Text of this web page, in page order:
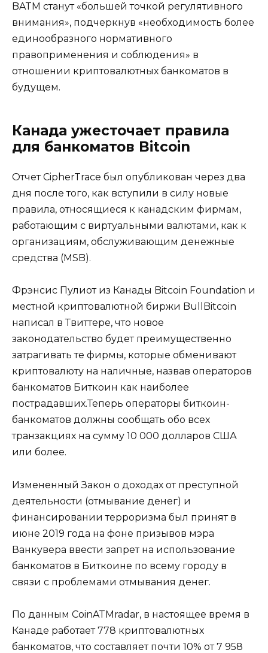
BATM станут «большей точкой регулятивного
внимания», подчеркнув «необходимость более
единообразного нормативного
правоприменения и соблюдения» в
отношении криптовалютных банкоматов в
будущем.
Канада ужесточает правила
для банкоматов Bitcoin
Отчет CipherTrace был опубликован через два
дня после того, как вступили в силу новые
правила, относящиеся к канадским фирмам,
работающим с виртуальными валютами, как к
организациям, обслуживающим денежные
средства (MSB).
Фрэнсис Пулиот из Канады Bitcoin Foundation и
местной криптовалютной биржи BullBitcoin
написал в Твиттере, что новое
законодательство будет преимущественно
затрагивать те фирмы, которые обменивают
криптовалюту на наличные, назвав операторов
банкоматов Биткоин как наиболее
пострадавших.Теперь операторы биткоин-
банкоматов должны сообщать обо всех
транзакциях на сумму 10 000 долларов США
или более.
Измененный Закон о доходах от преступной
деятельности (отмывание денег) и
финансировании терроризма был принят в
июне 2019 года на фоне призывов мэра
Ванкувера ввести запрет на использование
банкоматов в Биткоине по всему городу в
связи с проблемами отмывания денег.
По данным CoinATMradar, в настоящее время в
Канаде работает 778 криптовалютных
банкоматов, что составляет почти 10% от 7 958